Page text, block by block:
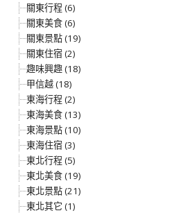
關東行程 (6)
關東美食 (6)
關東景點 (19)
關東住宿 (2)
趣味興趣 (18)
甲信越 (18)
東海行程 (2)
東海美食 (13)
東海景點 (10)
東海住宿 (3)
東北行程 (5)
東北美食 (19)
東北景點 (21)
東北其它 (1)